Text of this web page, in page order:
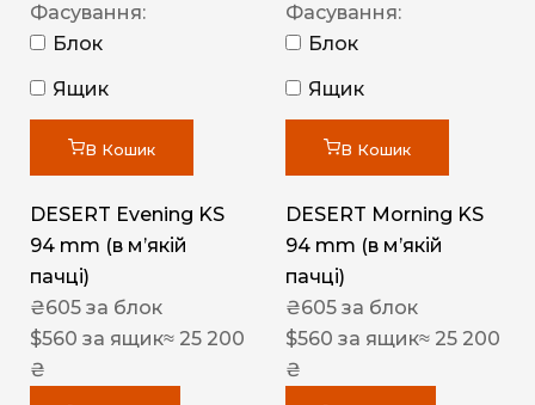
Фасування:
Блок
Ящик
В Кошик
DESERT Evening KS
94 mm (в мʼякій
пачці)
₴605 за блок
$560 за ящик≈ 25 200
₴
Фасування:
Блок
Ящик
В Кошик
DESERT Morning KS
94 mm (в мʼякій
пачці)
₴605 за блок
$560 за ящик≈ 25 200
₴